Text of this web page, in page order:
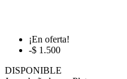
¡En oferta!
-$ 1.500
DISPONIBLE